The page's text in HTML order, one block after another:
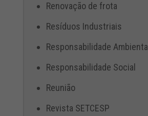
Renovação de frota
Resíduos Industriais
Responsabilidade Ambiental
Responsabilidade Social
Reunião
Revista SETCESP